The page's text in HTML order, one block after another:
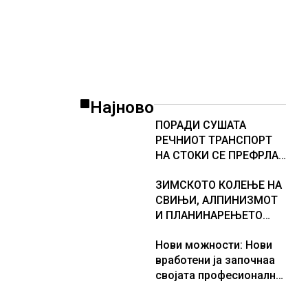
Најново
ПОРАДИ СУШАТА
РЕЧНИОТ ТРАНСПОРТ
НА СТОКИ СЕ ПРЕФРЛА
Германија со итни
мерки овозможува
камионџиите да возат и
ЗИМСКОТО КОЛЕЊЕ НА
СВИЊИ, АЛПИНИЗМОТ
И ПЛАНИНАРЕЊЕТО
НА КУЛТУРНО
НАСЛЕДСТВО НА
СЛОВЕНИЈА
Нови можности: Нови
вработени ја започнаа
својата професионална